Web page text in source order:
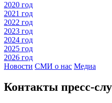
2020 год
2021 год
2022 год
2023 год
2024 год
2025 год
2026 год
Новости СМИ о нас Медиа
Контакты